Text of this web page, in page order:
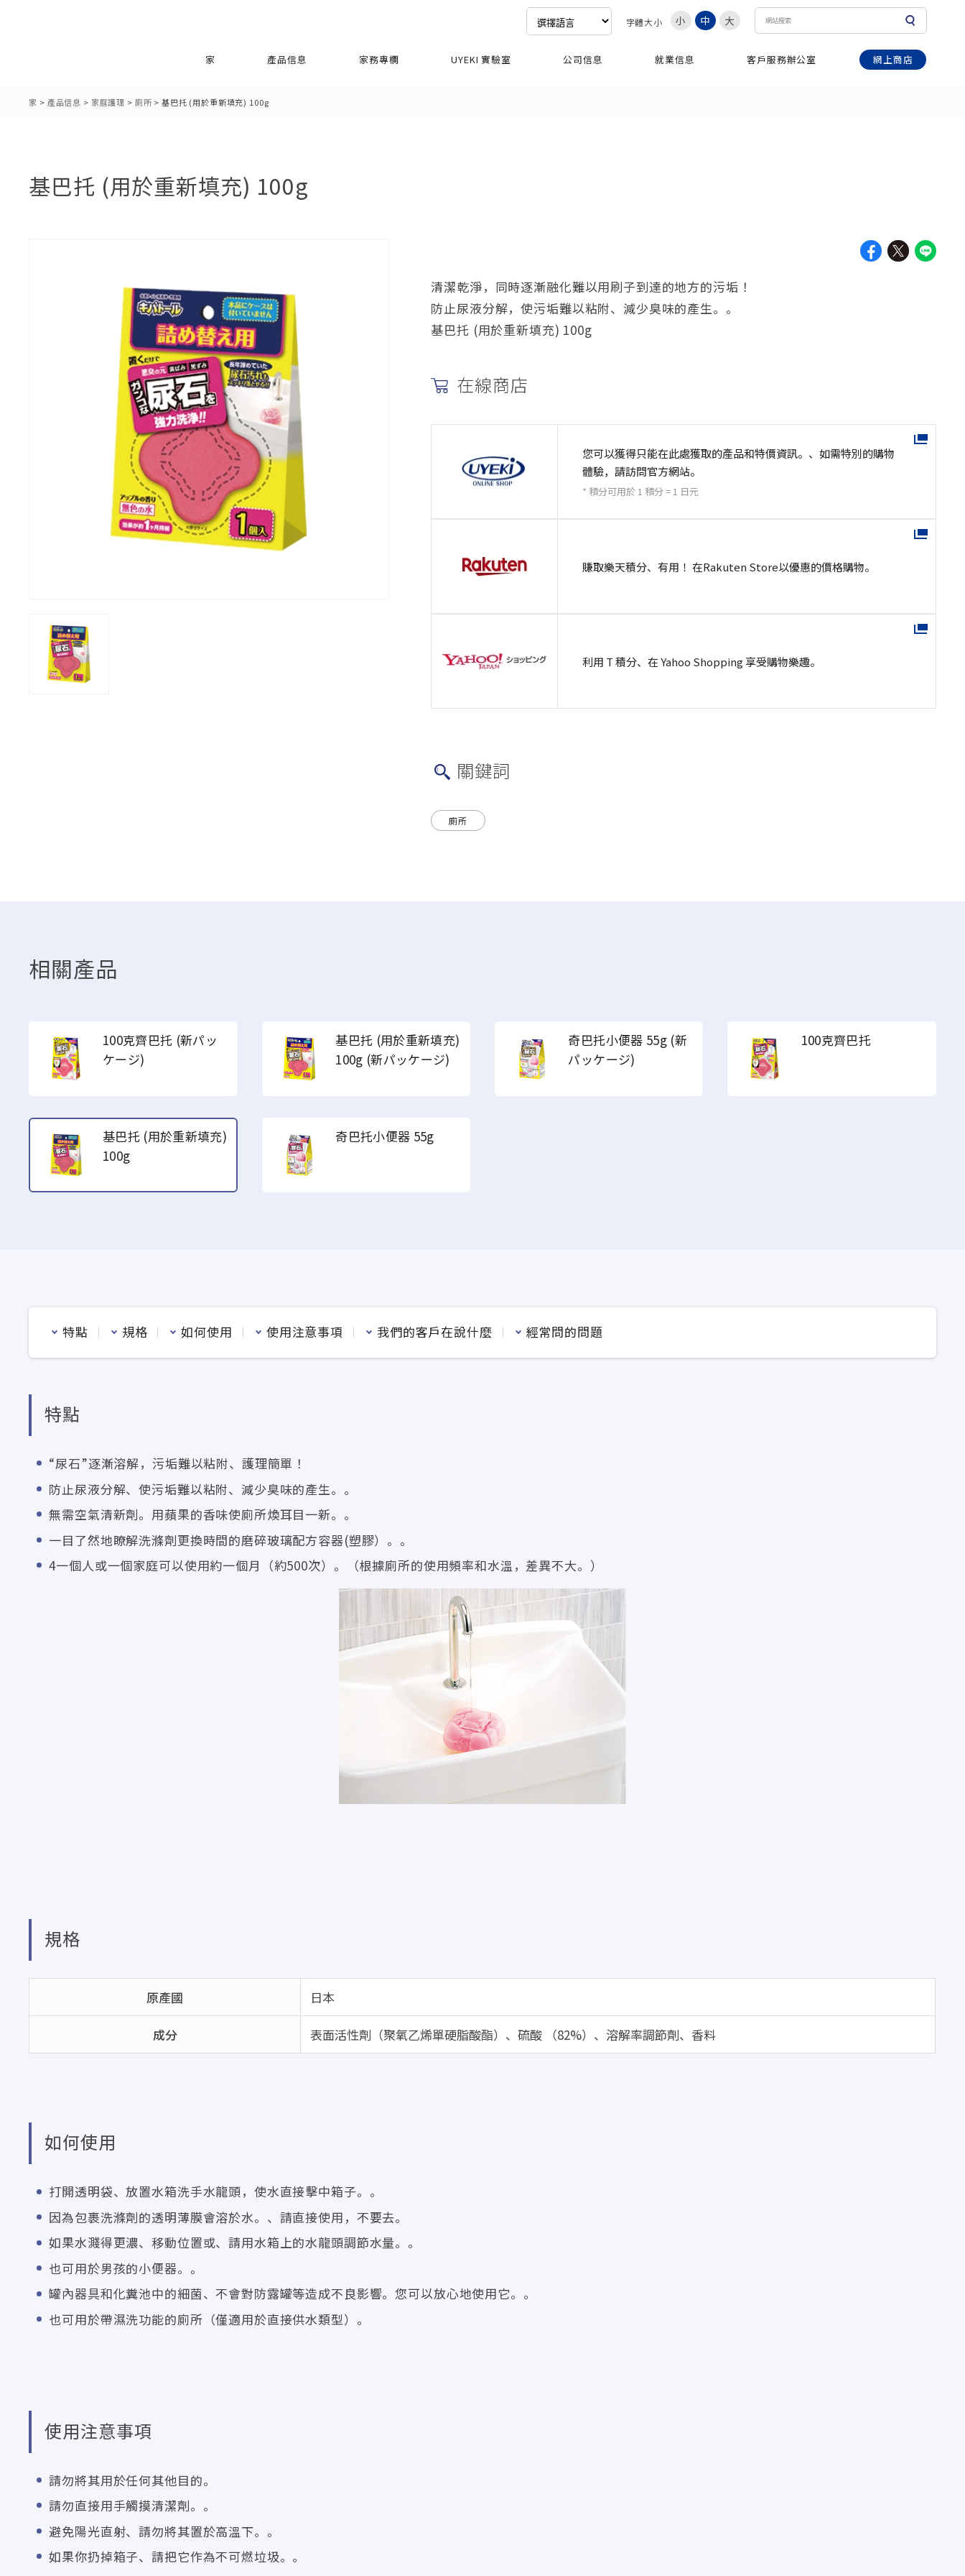
字體大小 小 中 大
家 產品信息 家務專欄 UYEKI 實驗室 公司信息 就業信息 客戶服務辦公室 網上商店
家 > 產品信息 > 家庭護理 > 廁所 > 基巴托 (用於重新填充) 100g
基巴托 (用於重新填充) 100g
清潔乾淨，同時逐漸融化難以用刷子到達的地方的污垢！
防止尿液分解，使污垢難以粘附、減少臭味的產生。。
基巴托 (用於重新填充) 100g
在線商店
您可以獲得只能在此處獲取的產品和特價資訊。、如需特別的購物
體驗，請訪問官方網站。
* 積分可用於 1 積分 = 1 日元
賺取樂天積分、有用！ 在Rakuten Store以優惠的價格購物。
利用 T 積分、在 Yahoo Shopping 享受購物樂趣。
關鍵詞
廁所
相關產品
100克齊巴托 (新パッ
ケージ)
基巴托 (用於重新填充)
100g (新パッケージ)
奇巴托小便器 55g (新
パッケージ)
100克齊巴托
基巴托 (用於重新填充)
100g
奇巴托小便器 55g
特點 規格 如何使用 使用注意事項 我們的客戶在說什麼 經常問的問題
特點
“尿石”逐漸溶解，污垢難以粘附、護理簡單！
防止尿液分解、使污垢難以粘附、減少臭味的產生。。
無需空氣清新劑。用蘋果的香味使廁所煥耳目一新。。
一目了然地瞭解洗滌劑更換時間的磨碎玻璃配方容器(塑膠）。。
4一個人或一個家庭可以使用約一個月（約500次）。（根據廁所的使用頻率和水溫，差異不大。）
規格
原產國 日本
成分 表面活性劑（聚氧乙烯單硬脂酸酯）、硫酸 （82%）、溶解率調節劑、香料
如何使用
打開透明袋、放置水箱洗手水龍頭，使水直接擊中箱子。。
因為包裹洗滌劑的透明薄膜會溶於水。、請直接使用，不要去。
如果水濺得更濃、移動位置或、請用水箱上的水龍頭調節水量。。
也可用於男孩的小便器。。
罐內器具和化糞池中的細菌、不會對防露罐等造成不良影響。您可以放心地使用它。。
也可用於帶濕洗功能的廁所（僅適用於直接供水類型）。
使用注意事項
請勿將其用於任何其他目的。
請勿直接用手觸摸清潔劑。。
避免陽光直射、請勿將其置於高溫下。。
如果你扔掉箱子、請把它作為不可燃垃圾。。